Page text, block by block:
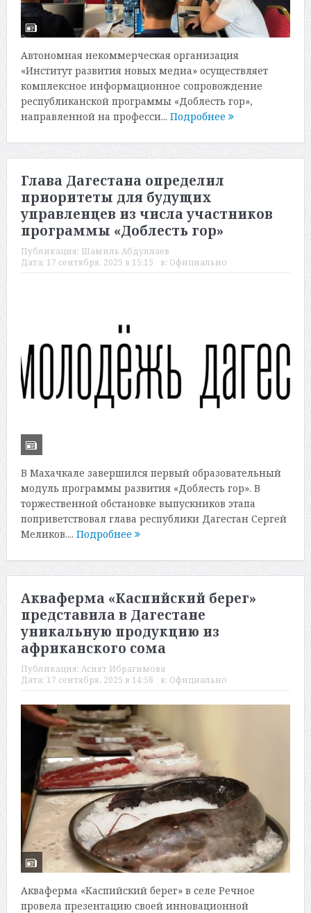
Автономная некоммерческая организация
«Институт развития новых медиа» осуществляет
комплексное информационное сопровождение
республиканской программы «Доблесть гор»,
направленной на професси... Подробнее
Глава Дагестана определил
приоритеты для будущих
управленцев из числа участников
программы «Доблесть гор»
Публикация: Шамиль Абдуллаев
Дата: 17 сентября, 2025 в 15:15 в: Официально
В Махачкале завершился первый образовательный
модуль программы развития «Доблесть гор». В
торжественной обстановке выпускников этапа
поприветствовал глава республики Дагестан Сергей
Меликов.... Подробнее
Акваферма «Каспийский берег»
представила в Дагестане
уникальную продукцию из
африканского сома
Публикация: Асият Ибрагимова
Дата: 17 сентября, 2025 в 14:58 в: Официально
Акваферма «Каспийский берег» в селе Речное
провела презентацию своей инновационной